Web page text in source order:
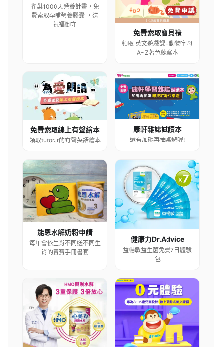
雀巢1000天營養計畫，免
費索取孕哺營養膠囊 ，送
祝福御守
免費索取寶貝禮
領取 英文遊戲課+動物字母
A~Z著色練寫本
免費索取線上有聲繪本
領取tutorJr的有聲英語繪本
康軒雜誌試讀本
還有加碼再抽桌遊喔!
能恩水解奶粉申請
每年會依生肖不同送不同生
肖的寶寶手冊書套
健康力Dr.Advice
益暢敏益生菌免費7日體驗
包